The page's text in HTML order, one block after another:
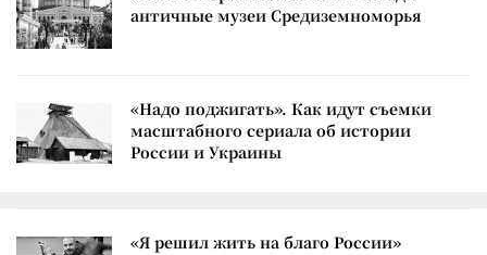
античные музеи Средиземноморья
«Надо поджигать». Как идут съемки
масштабного сериала об истории
России и Украины
«Я решил жить на благо России»